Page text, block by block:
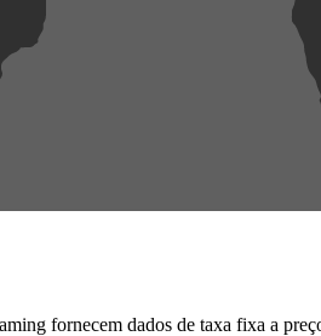
fornecem dados de taxa fixa a